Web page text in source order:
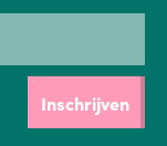
Inschrijven